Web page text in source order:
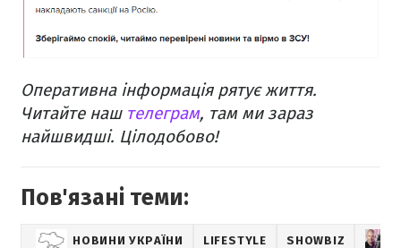
Оперативна інформація рятує життя.
Читайте наш телеграм, там ми зараз
найшвидші. Цілодобово!
Пов'язані теми:
НОВИНИ УКРАЇНИ LIFESTYLE SHOWBIZ